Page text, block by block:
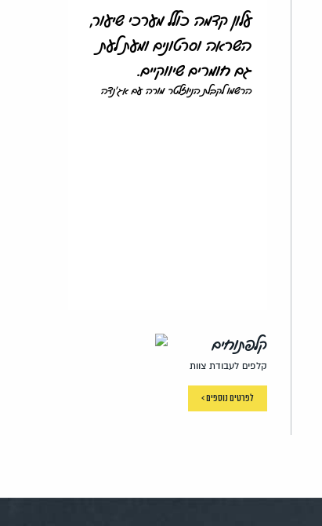
עלון קדמה כולל מערכי שיעור,
השראה וסרטונים ומעת לעת
גם חומרים שיווקיים.
הרשמו לקבלת הניוזלטר מורה עם אג'נדה
קלפתוחים
קלפים לעבודת צוות
לפרטים נוספים >